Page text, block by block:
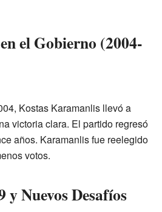
el Gobierno (2004-
Kostas Karamanlis llevó a
victoria clara. El partido regresó
años. Karamanlis fue reelegido
votos.
y Nuevos Desafíos